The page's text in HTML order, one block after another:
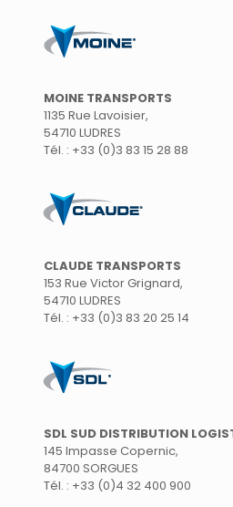
MOINE TRANSPORTS
1135 Rue Lavoisier,
54710 LUDRES
Tél. : +33 (0)3 83 15 28 88
CLAUDE TRANSPORTS
153 Rue Victor Grignard,
54710 LUDRES
Tél. : +33 (0)3 83 20 25 14
SDL SUD DISTRIBUTION
145 Impasse Copernic,
84700 SORGUES
Tél. : +33 (0)4 32 400 900